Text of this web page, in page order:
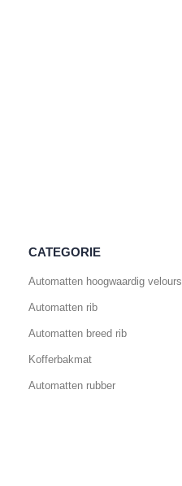
CATEGORIE
Automatten hoogwaardig velours
Automatten rib
Automatten breed rib
Kofferbakmat
Automatten rubber